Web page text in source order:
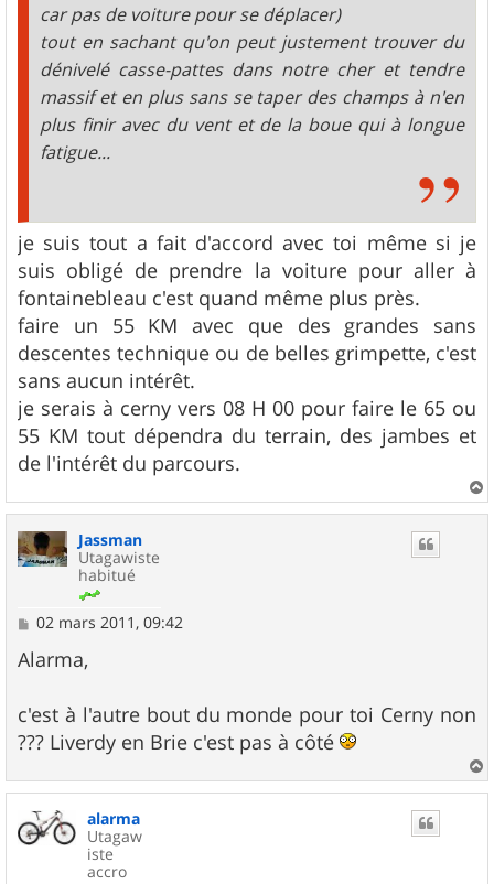
car pas de voiture pour se déplacer)
tout en sachant qu'on peut justement trouver du
dénivelé casse-pattes dans notre cher et tendre
massif et en plus sans se taper des champs à n'en
plus finir avec du vent et de la boue qui à longue
fatigue...
je suis tout a fait d'accord avec toi même si je
suis obligé de prendre la voiture pour aller à
fontainebleau c'est quand même plus près.
faire un 55 KM avec que des grandes sans
descentes technique ou de belles grimpette, c'est
sans aucun intérêt.
je serais à cerny vers 08 H 00 pour faire le 65 ou
55 KM tout dépendra du terrain, des jambes et
de l'intérêt du parcours.
a
Jassman
Utagawiste
habitué
M
s
s
g
e
02 mars 2011, 09:42
Alarma,
c'est à l'autre bout du monde pour toi Cerny non
??? Liverdy en Brie c'est pas à côté
a
alarma
Utagaw
iste
accro